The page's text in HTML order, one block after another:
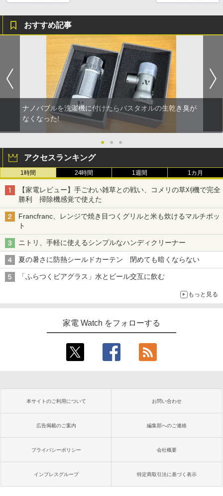
おすすめ記事
ナノバブルを洗濯機に付けたらバスタオルの生乾き臭が
なくなった!
● ● ●
アクセスランキング
1時間 24時間 1週間 1カ月
【家電レビュー】手ごわい雑草との戦い、コメリの草刈機で完全
勝利 掃除機感覚で使えた
Francfranc、レンジで焼き目つくグリルと米も炊けるマルチポッ
ト
ニトリ、手軽に使えるシンプルなハンディクリーナー
夏の暑さに防熱シールドカーテン 閉めても暗くならない
「ふらつくビアグラス」水とビール交互に飲む
もっと見る
家電 Watch をフォローする
本サイトのご利用について お問い合わせ
広告掲載のご案内 編集部へのご連絡
プライバシーポリシー 会社概要
インプレスグループ 特定商取引法に基づく表示